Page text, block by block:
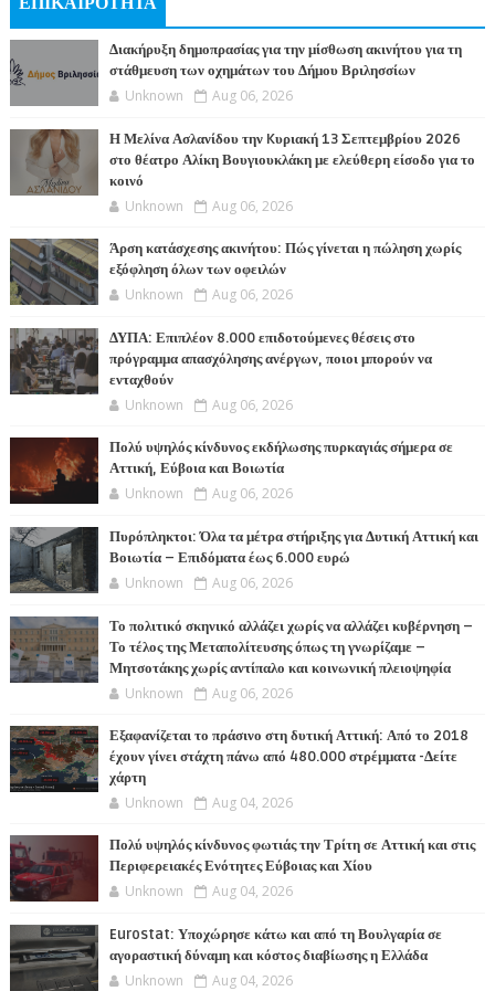
Διακήρυξη δημοπρασίας για την μίσθωση ακινήτου για τη
στάθμευση των οχημάτων του Δήμου Βριλησσίων
Unknown Aug 06, 2026
Η Μελίνα Ασλανίδου την Kυριακή 13 Σεπτεμβρίου 2026
στο θέατρο Αλίκη Βουγιουκλάκη με ελεύθερη είσοδο για το
κοινό
Unknown Aug 06, 2026
Άρση κατάσχεσης ακινήτου: Πώς γίνεται η πώληση χωρίς
εξόφληση όλων των οφειλών
Unknown Aug 06, 2026
ΔΥΠΑ: Επιπλέον 8.000 επιδοτούμενες θέσεις στο
πρόγραμμα απασχόλησης ανέργων, ποιοι μπορούν να
ενταχθούν
Unknown Aug 06, 2026
Πολύ υψηλός κίνδυνος εκδήλωσης πυρκαγιάς σήμερα σε
Αττική, Εύβοια και Βοιωτία
Unknown Aug 06, 2026
Πυρόπληκτοι: Όλα τα μέτρα στήριξης για Δυτική Αττική και
Βοιωτία – Επιδόματα έως 6.000 ευρώ
Unknown Aug 06, 2026
Το πολιτικό σκηνικό αλλάζει χωρίς να αλλάζει κυβέρνηση –
Το τέλος της Μεταπολίτευσης όπως τη γνωρίζαμε –
Μητσοτάκης χωρίς αντίπαλο και κοινωνική πλειοψηφία
Unknown Aug 06, 2026
Εξαφανίζεται το πράσινο στη δυτική Αττική: Από το 2018
έχουν γίνει στάχτη πάνω από 480.000 στρέμματα -Δείτε
χάρτη
Unknown Aug 04, 2026
Πολύ υψηλός κίνδυνος φωτιάς την Τρίτη σε Αττική και στις
Περιφερειακές Ενότητες Εύβοιας και Χίου
Unknown Aug 04, 2026
Eurostat: Υποχώρησε κάτω και από τη Βουλγαρία σε
αγοραστική δύναμη και κόστος διαβίωσης η Ελλάδα
Unknown Aug 04, 2026